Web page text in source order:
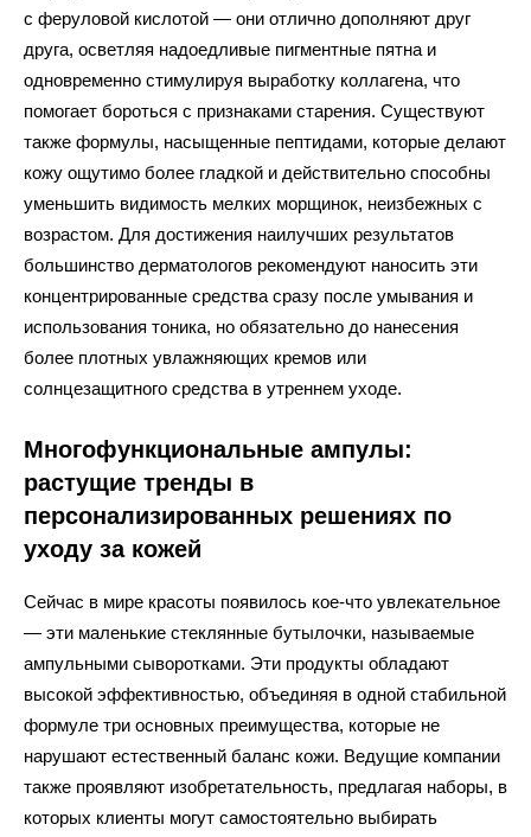
с феруловой кислотой — они отлично дополняют друг
друга, осветляя надоедливые пигментные пятна и
одновременно стимулируя выработку коллагена, что
помогает бороться с признаками старения. Существуют
также формулы, насыщенные пептидами, которые делают
кожу ощутимо более гладкой и действительно способны
уменьшить видимость мелких морщинок, неизбежных с
возрастом. Для достижения наилучших результатов
большинство дерматологов рекомендуют наносить эти
концентрированные средства сразу после умывания и
использования тоника, но обязательно до нанесения
более плотных увлажняющих кремов или
солнцезащитного средства в утреннем уходе.
Многофункциональные ампулы:
растущие тренды в
персонализированных решениях по
уходу за кожей
Сейчас в мире красоты появилось кое-что увлекательное
— эти маленькие стеклянные бутылочки, называемые
ампульными сыворотками. Эти продукты обладают
высокой эффективностью, объединяя в одной стабильной
формуле три основных преимущества, которые не
нарушают естественный баланс кожи. Ведущие компании
также проявляют изобретательность, предлагая наборы, в
которых клиенты могут самостоятельно выбирать